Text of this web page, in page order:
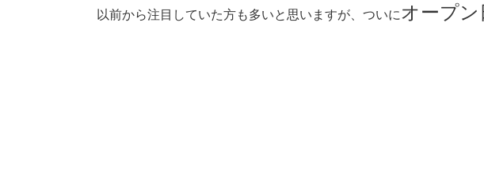
以前から注目していた方も多いと思いますが、ついにオープン